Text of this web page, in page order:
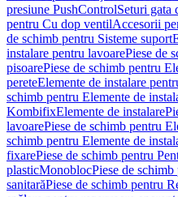
presiune PushControlSeturi gata
pentru Cu dop ventilAccesorii
de schimb pentru Sisteme suport
instalare pentru lavoarePiese de
pisoarePiese de schimb pentru
pereteElemente de instalare
schimb pentru Elemente de
KombifixElemente de instalare
lavoarePiese de schimb pentru
schimb pentru Elemente de
fixarePiese de schimb pentru
plasticMonoblocPiese de
sanitarăPiese de schimb pentru